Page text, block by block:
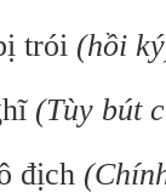
trói (hồi
(Tùy bút
địch